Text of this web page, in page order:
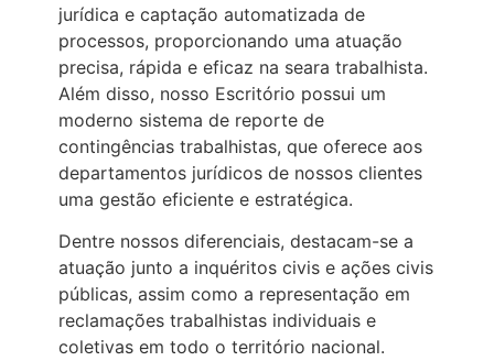
jurídica e captação automatizada de
processos, proporcionando uma atuação
precisa, rápida e eficaz na seara trabalhista.
Além disso, nosso Escritório possui um
moderno sistema de reporte de
contingências trabalhistas, que oferece aos
departamentos jurídicos de nossos clientes
uma gestão eficiente e estratégica.
Dentre nossos diferenciais, destacam-se a
atuação junto a inquéritos civis e ações civis
públicas, assim como a representação em
reclamações trabalhistas individuais e
coletivas em todo o território nacional.